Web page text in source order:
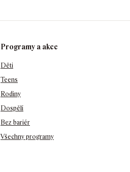
Programy a akce
Děti
Teens
Rodiny
Dospělí
Bez bariér
Všechny programy